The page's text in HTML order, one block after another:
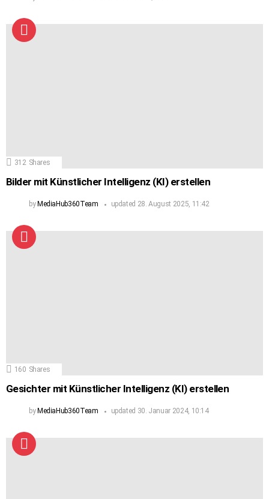
312 Shares
Bilder mit Künstlicher Intelligenz (KI) erstellen
by MediaHub360Team updated 28. August 2025, 11:42
160 Shares
Gesichter mit Künstlicher Intelligenz (KI) erstellen
by MediaHub360Team updated 30. Januar 2024, 10:14